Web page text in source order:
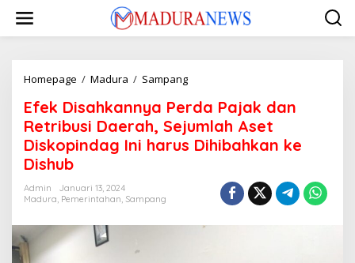
konten
Homepage / Madura / SampangEfek
Perda
Pajak
dan
Retribusi
Diskopindag
Efek Disahkannya Perda Pajak dan
Retribusi Daerah, Sejumlah Aset
Diskopindag Ini harus Dihibahkan ke
Dishub
Admin
Januari 13, 2024
Madura, Pemerintahan, Sampang